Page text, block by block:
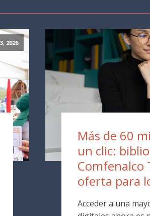
2026
Más de 60
un clic:
Comfenalco
oferta para
Acceder a una